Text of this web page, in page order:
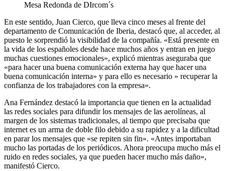
Mesa Redonda de DIrcom´s
En este sentido, Juan Cierco, que lleva cinco meses al frente del
departamento de Comunicación de Iberia, destacó que, al acceder, al
puesto le sorprendió la visibilidad de la compañía. «Está presente en
la vida de los españoles desde hace muchos años y entran en juego
muchas cuestiones emocionales», explicó mientras aseguraba que
«para hacer una buena comunicación externa hay que hacer una
buena comunicación interna» y para ello es necesario » recuperar la
confianza de los trabajadores con la empresa».
Ana Fernández destacó la importancia que tienen en la actualidad
las redes sociales para difundir los mensajes de las aerolíneas, al
margen de los sistemas tradicionales, al tiempo que precisaba que
internet es un arma de doble filo debido a su rapidez y a la dificultad
en parar los mensajes que «se repiten sin fin». «Antes importaban
mucho las portadas de los periódicos. Ahora preocupa mucho más el
ruido en redes sociales, ya que pueden hacer mucho más daño»,
manifestó Cierco.